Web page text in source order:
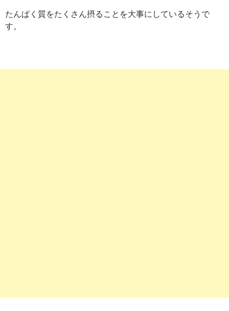
たんぱく質をたくさん摂ることを大事にしているそうで
す。